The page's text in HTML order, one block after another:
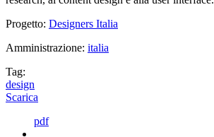
Progetto: Designers Italia
Amministrazione: italia
Tag:
design
Scarica
pdf